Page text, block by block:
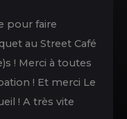
pour faire
au Street Café
! Merci à toutes
! Et merci Le
! A très vite